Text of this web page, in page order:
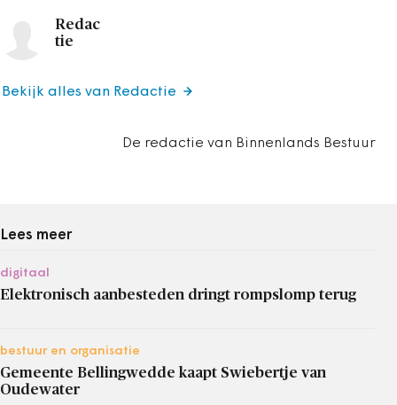
Redac
tie
De redactie van Binnenlands Bestuur
Bekijk alles van Redactie
Lees meer
digitaal
Elektronisch aanbesteden dringt rompslomp terug
bestuur en organisatie
Gemeente Bellingwedde kaapt Swiebertje van
Oudewater